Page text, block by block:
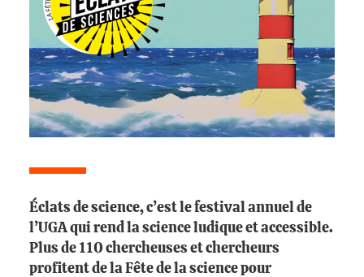
Éclats de science, c’est le festival annuel de
l’UGA qui rend la science ludique et accessible.
Plus de 110 chercheuses et chercheurs
profitent de la Fête de la science pour